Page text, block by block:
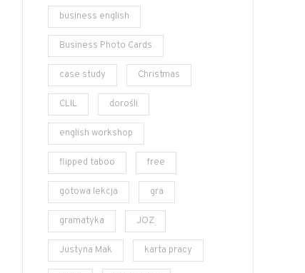
business english
Business Photo Cards
case study Christmas
CLIL dorośli
english workshop
flipped taboo free
gotowa lekcja gra
gramatyka JOZ
Justyna Mak karta pracy